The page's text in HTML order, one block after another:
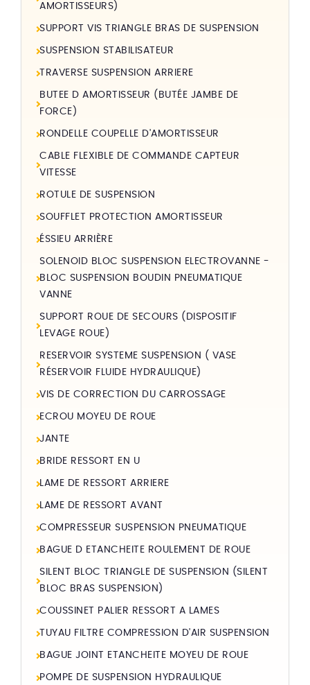
AMORTISSEURS)
SUPPORT VIS TRIANGLE BRAS DE SUSPENSION
SUSPENSION STABILISATEUR
TRAVERSE SUSPENSION ARRIERE
BUTEE D AMORTISSEUR (BUTÉE JAMBE DE
FORCE)
RONDELLE COUPELLE D'AMORTISSEUR
CABLE FLEXIBLE DE COMMANDE CAPTEUR
VITESSE
ROTULE DE SUSPENSION
SOUFFLET PROTECTION AMORTISSEUR
ÉSSIEU ARRIÈRE
SOLENOID BLOC SUSPENSION ELECTROVANNE -
BLOC SUSPENSION BOUDIN PNEUMATIQUE
VANNE
SUPPORT ROUE DE SECOURS (DISPOSITIF
LEVAGE ROUE)
RESERVOIR SYSTEME SUSPENSION ( VASE
RÉSERVOIR FLUIDE HYDRAULIQUE)
VIS DE CORRECTION DU CARROSSAGE
ECROU MOYEU DE ROUE
JANTE
BRIDE RESSORT EN U
LAME DE RESSORT ARRIERE
LAME DE RESSORT AVANT
COMPRESSEUR SUSPENSION PNEUMATIQUE
BAGUE D ETANCHEITE ROULEMENT DE ROUE
SILENT BLOC TRIANGLE DE SUSPENSION (SILENT
BLOC BRAS SUSPENSION)
COUSSINET PALIER RESSORT A LAMES
TUYAU FILTRE COMPRESSION D'AIR SUSPENSION
BAGUE JOINT ETANCHEITE MOYEU DE ROUE
POMPE DE SUSPENSION HYDRAULIQUE